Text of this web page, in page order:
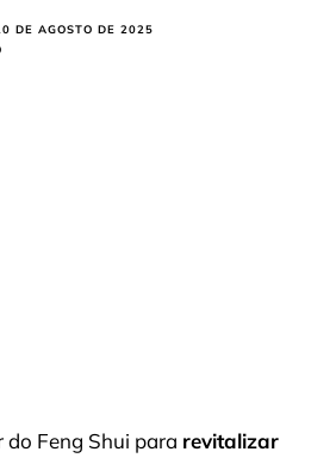
DE AGOSTO DE 2025
do Feng Shui para revitalizar